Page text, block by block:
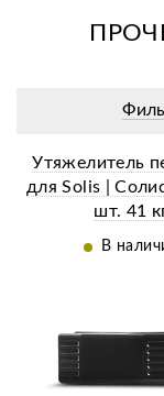
Утяжелитель
для Solis |
шт. 41
В